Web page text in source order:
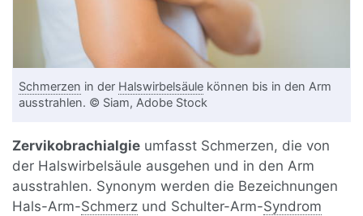
Schmerzen in der Halswirbelsäule können bis in den Arm
ausstrahlen. © Siam, Adobe Stock
Zervikobrachialgie umfasst Schmerzen, die von
der Halswirbelsäule ausgehen und in den Arm
ausstrahlen. Synonym werden die Bezeichnungen
Hals-Arm-Schmerz und Schulter-Arm-Syndrom